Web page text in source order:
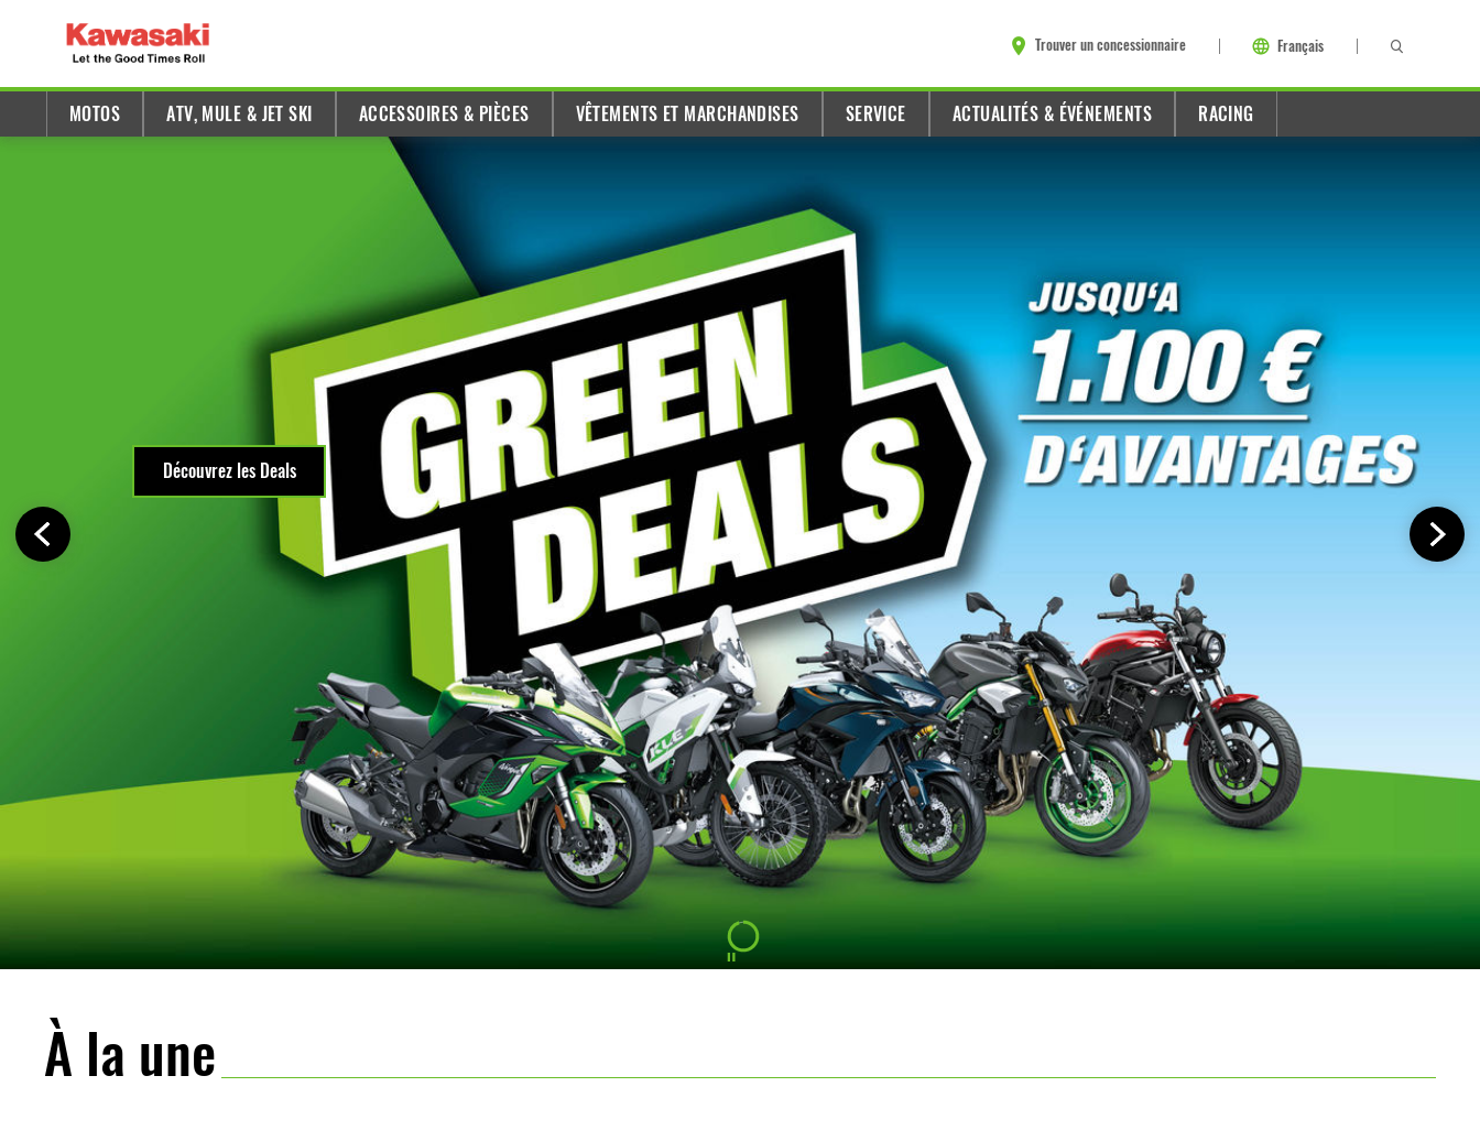
Trouver un concessionnaire Français
MOTOS ATV, MULE & JET SKI ACCESSOIRES & PIÈCES VÊTEMENTS ET MARCHANDISES SERVICE ACTUALITÉS & ÉVÉNEMENTS RACING
À la une